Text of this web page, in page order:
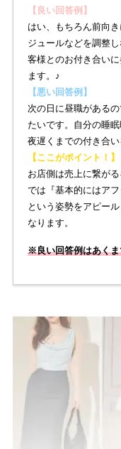
【良い回答例】
はい、もちろん前向
ジュールなどを調整
客様とのお付き合い
ます。♪
【悪い回答例】
次の日に昼職がある
たいです。自分の睡
夜遅くまでの付き合
【ここがポイント！】
お店側は売上に繋が
では『基本的にはア
という姿勢をアピー
なります。
※良い回答例はあくま